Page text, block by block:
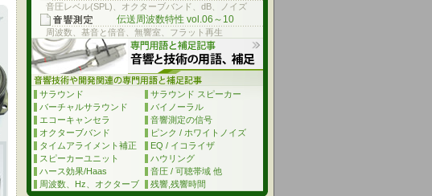
音圧レベル(SPL)、オクターブバンド、dB、ノイズ
伝送周波数特性 vol.06～10
周波数、基音と倍音、無響室、フラット再生
サラウンド
サラウンド スピーカー
バーチャルサラウンド
バイノーラル
エコーキャンセラ
音響測定の信号
オクターブバンド
ピンク / ホワイトノイズ
タイムアライメント補正
EQ / イコライザ
スピーカーユニット
ハウリング
ハース効果/Haas
音圧 / 可聴帯域 他
周波数、Hz、オクターブ
残響,残響時間